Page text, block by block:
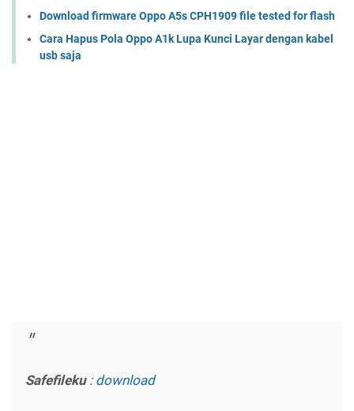
Download firmware Oppo A5s CPH1909 file tested for flash
Cara Hapus Pola Oppo A1k Lupa Kunci Layar dengan kabel
usb saja
Safefileku: download